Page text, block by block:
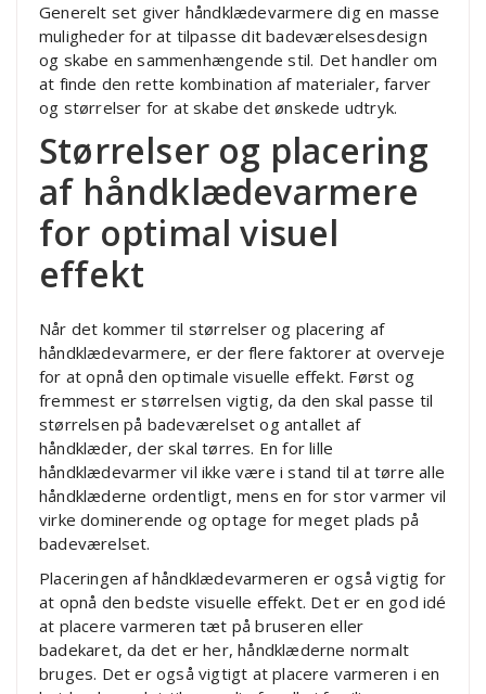
Generelt set giver håndklædevarmere dig en masse
muligheder for at tilpasse dit badeværelsesdesign
og skabe en sammenhængende stil. Det handler om
at finde den rette kombination af materialer, farver
og størrelser for at skabe det ønskede udtryk.
Størrelser og placering
af håndklædevarmere
for optimal visuel
effekt
Når det kommer til størrelser og placering af
håndklædevarmere, er der flere faktorer at overveje
for at opnå den optimale visuelle effekt. Først og
fremmest er størrelsen vigtig, da den skal passe til
størrelsen på badeværelset og antallet af
håndklæder, der skal tørres. En for lille
håndklædevarmer vil ikke være i stand til at tørre alle
håndklæderne ordentligt, mens en for stor varmer vil
virke dominerende og optage for meget plads på
badeværelset.
Placeringen af håndklædevarmeren er også vigtig for
at opnå den bedste visuelle effekt. Det er en god idé
at placere varmeren tæt på bruseren eller
badekaret, da det er her, håndklæderne normalt
bruges. Det er også vigtigt at placere varmeren i en